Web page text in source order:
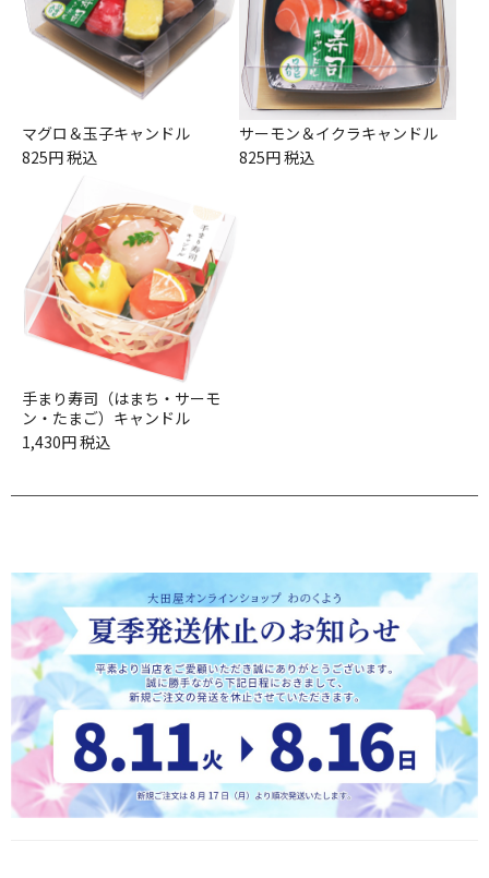
マグロ＆玉子キャンドル
825円 税込
サーモン＆イクラキャンドル
825円 税込
手まり寿司（はまち・サーモ
ン・たまご）キャンドル
1,430円 税込